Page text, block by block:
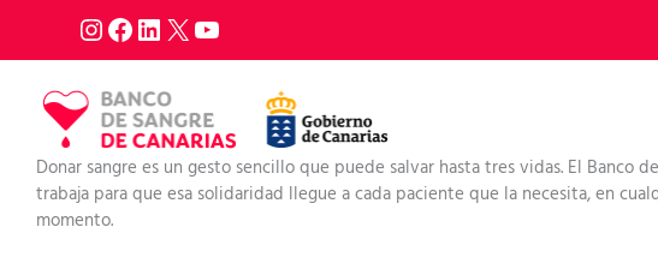
al
contenido
Donar sangre es un gesto sencillo que puede salvar hasta tres vidas. El Banco
trabaja para que esa solidaridad llegue a cada paciente que la necesita, en
momento.